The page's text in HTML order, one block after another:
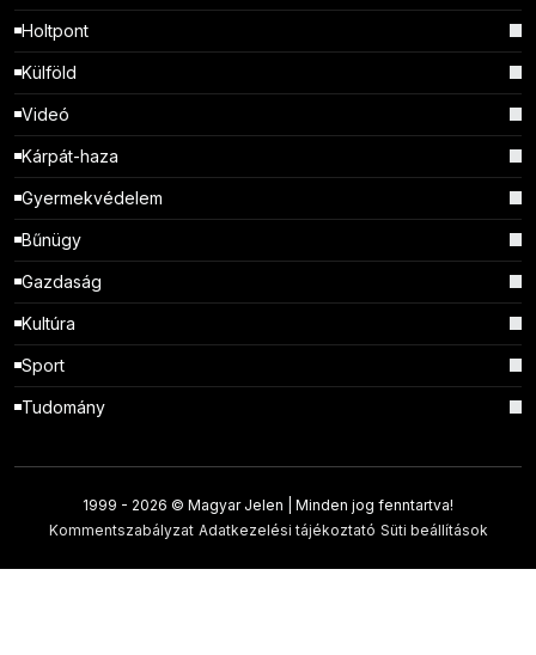
Holtpont
Külföld
Videó
Kárpát-haza
Gyermekvédelem
Bűnügy
Gazdaság
Kultúra
Sport
Tudomány
1999 - 2026 © Magyar Jelen | Minden jog fenntartva!
Kommentszabályzat Adatkezelési tájékoztató Süti beállítások